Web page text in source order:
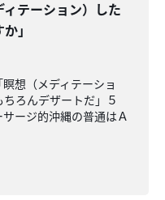
ィテーション）した
」
想（メディテーショ
ろんデザートだ」５
ージ的沖縄の普通はＡ